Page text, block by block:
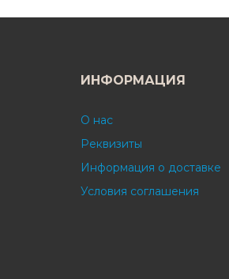
ИНФОРМАЦИЯ
О нас
Реквизиты
Информация о доставке
Условия соглашения